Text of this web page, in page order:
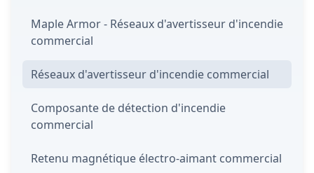
Maple Armor - Réseaux d'avertisseur d'incendie
commercial
Réseaux d'avertisseur d'incendie commercial
Composante de détection d'incendie
commercial
Retenu magnétique électro-aimant commercial